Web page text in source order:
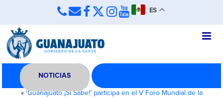
ES
NOTICIAS
« ‘Guanajuato ¡Sí Sabe!’ participa en el V Foro Mundial de la